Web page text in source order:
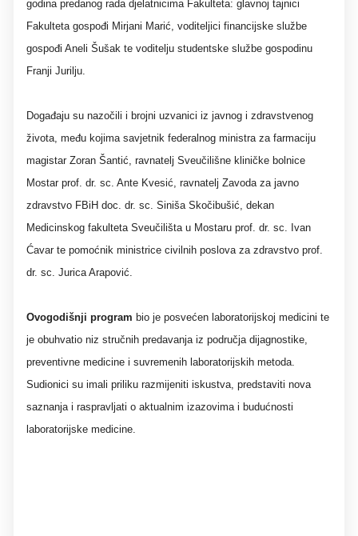
godina predanog rada djelatnicima Fakulteta: glavnoj tajnici
Fakulteta gospođi Mirjani Marić, voditeljici financijske službe
gospođi Aneli Šušak te voditelju studentske službe gospodinu
Franji Jurilju.
Događaju su nazočili i brojni uzvanici iz javnog i zdravstvenog
života, među kojima savjetnik federalnog ministra za farmaciju
magistar Zoran Šantić, ravnatelj Sveučilišne kliničke bolnice
Mostar prof. dr. sc. Ante Kvesić, ravnatelj Zavoda za javno
zdravstvo FBiH doc. dr. sc. Siniša Skočibušić, dekan
Medicinskog fakulteta Sveučilišta u Mostaru prof. dr. sc. Ivan
Ćavar te pomoćnik ministrice civilnih poslova za zdravstvo prof.
dr. sc. Jurica Arapović.
Ovogodišnji program bio je posvećen laboratorijskoj medicini te
je obuhvatio niz stručnih predavanja iz područja dijagnostike,
preventivne medicine i suvremenih laboratorijskih metoda.
Sudionici su imali priliku razmijeniti iskustva, predstaviti nova
saznanja i raspravljati o aktualnim izazovima i budućnosti
laboratorijske medicine.